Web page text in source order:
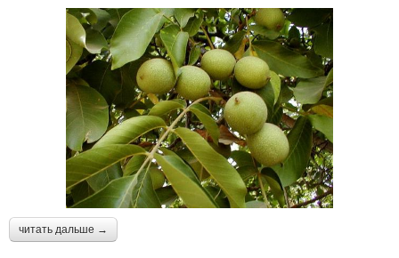
читать дальше →